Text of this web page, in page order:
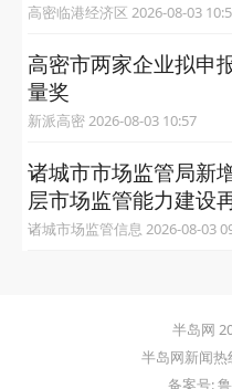
高密临港经济区 2026-08-03
高密市两家企业拟申
量奖
新派高密 2026-08-03 10:57
诸城市市场监管局新
层市场监管能力建设
诸城市场监管信息 2026-08-
半岛网
半岛网新闻热
备案号: